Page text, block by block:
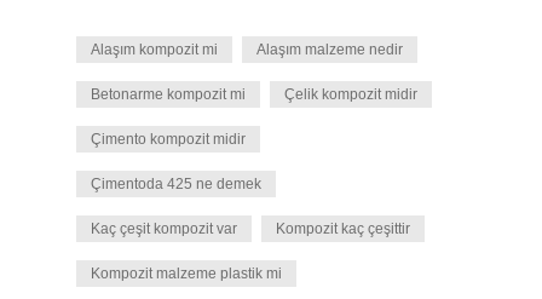
Alaşım kompozit mi Alaşım malzeme nedir
Betonarme kompozit mi Çelik kompozit midir
Çimento kompozit midir
Çimentoda 425 ne demek
Kaç çeşit kompozit var Kompozit kaç çeşittir
Kompozit malzeme plastik mi